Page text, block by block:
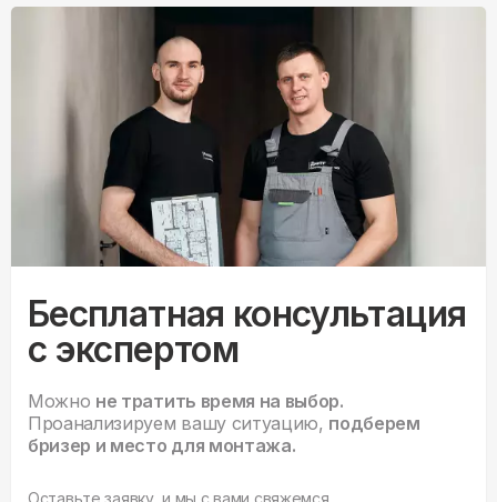
Бесплатная консультация
с экспертом
Можно не тратить время на выбор.
Проанализируем вашу ситуацию, подберем
бризер и место для монтажа.
Оставьте заявку, и мы с вами свяжемся.